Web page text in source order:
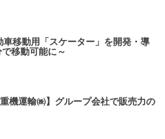
移動用「スケーター」を開発・導
移動可能に～
機運輸㈱】グループ会社で販売力の